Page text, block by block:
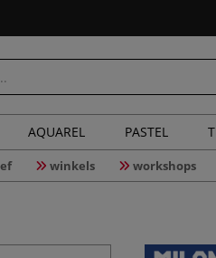
AQUAREL PASTEL
winkels workshops